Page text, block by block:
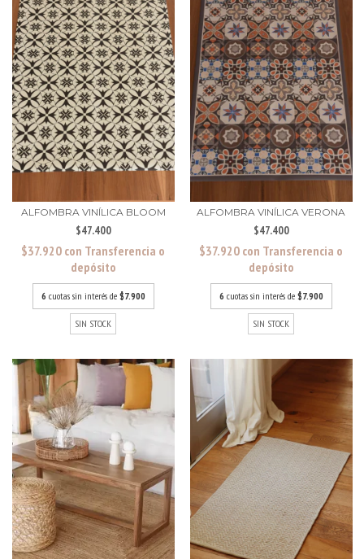
ALFOMBRA VINÍLICA BLOOM
$47.400
$37.920 con Transferencia o
depósito
6 cuotas sin interés de $7.900
SIN STOCK
ALFOMBRA VINÍLICA VERONA
$47.400
$37.920 con Transferencia o
depósito
6 cuotas sin interés de $7.900
SIN STOCK